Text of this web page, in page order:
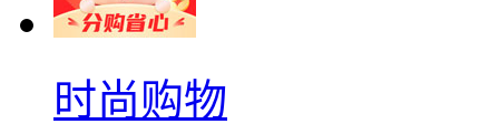
时尚购物